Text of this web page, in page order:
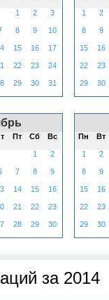
1 2 3
8 9 10
15 16 17
22 23 24
29 30 31
1 2
8 9
15 16
22 23
29 30
Пт Сб Вс
1 2
7 8 9
14 15 16
21 22 23
28 29 30
Пн Вт
1 2
8 9
15 16
22 23
29 30
за 2014